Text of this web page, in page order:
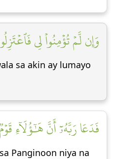
وَإِن لَّمۡ تُؤۡمِنُواْ لِي
sa akin ay lumayo
فَدَعَا رَبَّهُۥٓ أَنَّ هَٰٓؤُلَآءِ
Panginoon niya na